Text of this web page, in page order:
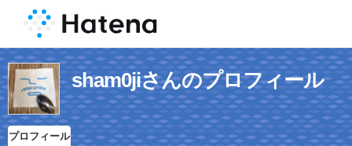
sham0jiさんのプロフィール
プロフィール